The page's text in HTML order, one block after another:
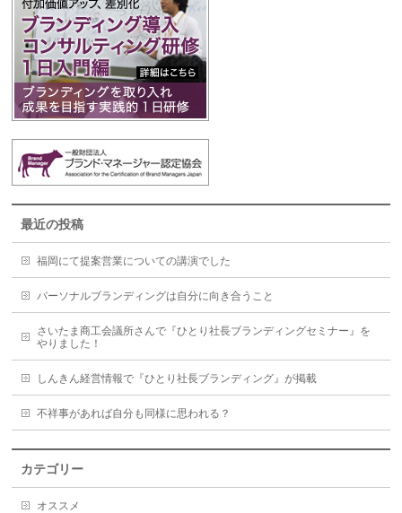
最近の投稿
福岡にて提案営業についての講演でした
パーソナルブランディングは自分に向き合うこと
さいたま商工会議所さんで『ひとり社長ブランディングセミナー』を
やりました！
しんきん経営情報で『ひとり社長ブランディング』が掲載
不祥事があれば自分も同様に思われる？
カテゴリー
オススメ